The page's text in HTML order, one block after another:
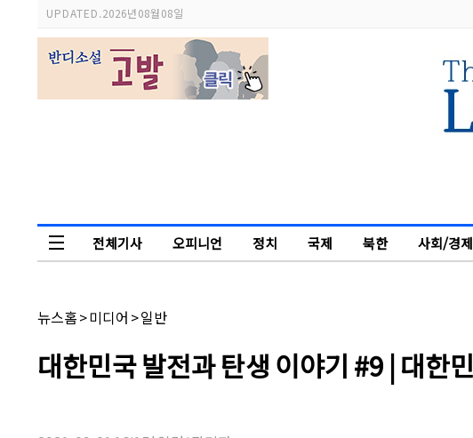
UPDATED.2026년 08월 08일
전체기사 오피니언 정치 국제 북한 사회/경제
채
널
뉴스홈>미디어 >일반
사
대한민국 발전과 탄생 이야기 #9 | 대한